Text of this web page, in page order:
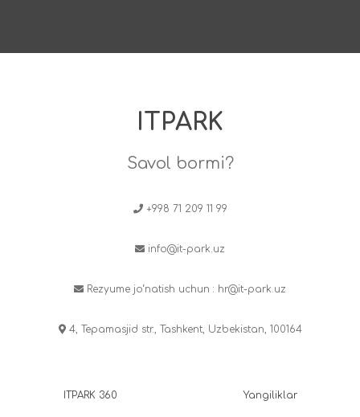
ITPARK
Savol bormi?
+998 71 209 11 99
info@it-park.uz
Rezyume jo‘natish uchun : hr@it-park.uz
4, Tepamasjid str., Tashkent, Uzbekistan, 100164
ITPARK 360 Yangiliklar